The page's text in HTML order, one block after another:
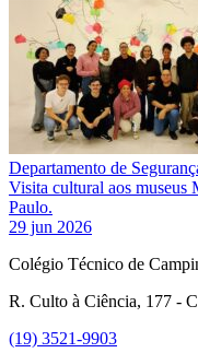
Departamento de
Visita cultural aos museus
Paulo.
29 jun 2026
Colégio Técnico de
R. Culto à Ciência, 177 -
(19) 3521-9903